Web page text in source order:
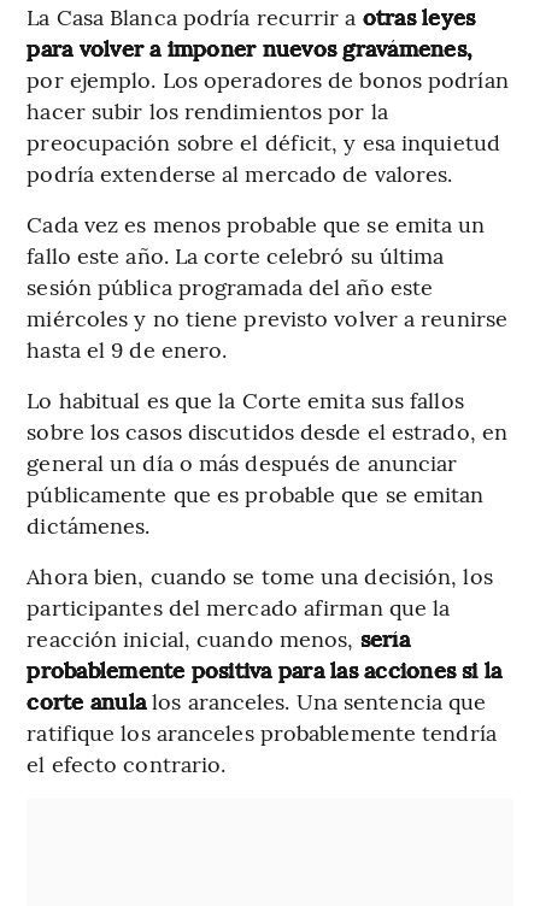
La Casa Blanca podría recurrir a otras leyes
para volver a imponer nuevos gravámenes,
por ejemplo. Los operadores de bonos podrían
hacer subir los rendimientos por la
preocupación sobre el déficit, y esa inquietud
podría extenderse al mercado de valores.
Cada vez es menos probable que se emita un
fallo este año. La corte celebró su última
sesión pública programada del año este
miércoles y no tiene previsto volver a reunirse
hasta el 9 de enero.
Lo habitual es que la Corte emita sus fallos
sobre los casos discutidos desde el estrado, en
general un día o más después de anunciar
públicamente que es probable que se emitan
dictámenes.
Ahora bien, cuando se tome una decisión, los
participantes del mercado afirman que la
reacción inicial, cuando menos, sería
probablemente positiva para las acciones si la
corte anulalos aranceles. Una sentencia que
ratifique los aranceles probablemente tendría
el efecto contrario.